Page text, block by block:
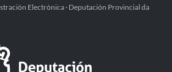
Electrónica · Deputación Provincial da